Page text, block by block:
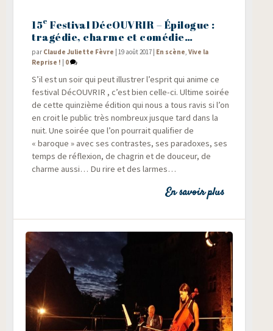
15e Festival DécOUVRIR – Épilogue :
tragédie, charme et comédie…
par Claude Juliette Fèvre |19 août 2017 En scène,Vive la
Reprise !
0
S’il est un soir qui peut illus­trer l’esprit qui anime ce
fes­ti­val DécOU­VRIR , c’est bien celle-ci. Ultime soi­rée
de cette quin­zième édi­tion qui nous a tous ravis si l’on
en croit le public très nom­breux jusque tard dans la
nuit. Une soi­rée que l’on pour­rait qua­li­fier de
« baroque » avec ses contrastes, ses para­doxes, ses
temps de réflexion, de cha­grin et de dou­ceur, de
charme aus­si… Du rire et des larmes…
En savoir plus